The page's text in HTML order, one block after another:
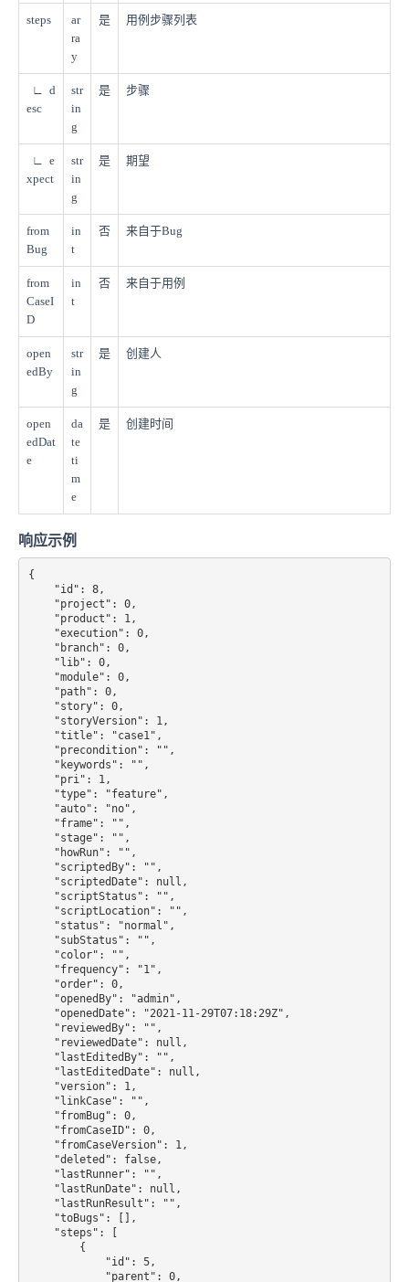
steps
ar
ra
y
是 用例步骤列表
∟ d
esc
str
in
g
是 步骤
∟ e
xpect
str
in
g
是 期望
from
Bug
in
t
否 来自于Bug
from
CaseI
D
in
t
否 来自于用例
open
edBy
str
in
g
是 创建人
open
edDat
e
da
te
ti
m
e
是 创建时间
响应示例
{